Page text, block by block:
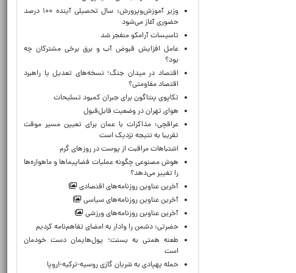
وزیر آموزش‌وپرورش: سال تحصیلی آینده ۱۰۰ درصد
حضوری آغاز می‌شود
تاسیسات آرامکو منفجر شد
عامل افزایش قبوض آب و برق برخی مشترکان چه
بود؟
اقتصاد در میدان جنگ؛ نسخه‌های تعدیل یا راهبرد
اقتصاد مقاومتی؟
تکاپوی پنتاگون برای جبران کمبود تسلیحات
هوای تهران در وضعیت قابل‌قبول
عراقچی: مذاکرات با عمان برای تعیین مسیر موقت
تقریبا به نتیجه نزدیک است
اشتباهات مراقبت از پوست در روزهای گرم
هوش مصنوعی چگونه عملیات فضاپیماها و ماهواره‌ها
را تغییر می‌دهد؟
آخرین عناوین روزنامه‌های اقتصادی
آخرین عناوین روزنامه‌های سیاسی
آخرین عناوین روزنامه‌های ورزشی
حضرتی: دشمن را وادار به امضای تفاهم‌نامه کردیم
طعنه همتی به بسنت؛ پول‌هایمان دست خودمان
است
حمله پهپادی به شریان گازی روسیه-ترکیه-اروپا